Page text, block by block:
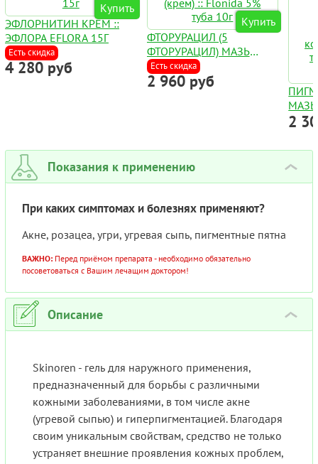
Купить
ЭФЛОРНИТИН КРЕМ ::
ЭФЛОРА EFLORA 15Г
Есть скидка
4 280 руб
Купить
ФТОРУРАЦИЛ (5
ФТОРУРАЦИЛ) МАЗЬ
(КРЕМ) :: FLONIDA 5%
ТУБА 10Г
Есть скидка
2 960 руб
2
Показания к применению ›
При каких симптомах и болезнях применяют?
Акне, розацеа, угри, угревая сыпь, пигментные пятна
ВАЖНО: Перед приёмом препарата - необходимо обязательно
посоветоваться с Вашим лечащим доктором!
Описание ›
Skinoren - гель для наружного применения,
предназначенный для борьбы с различными
кожными заболеваниями, в том числе акне
(угревой сыпью) и гиперпигментацией. Благодаря
своим уникальным свойствам, средство не только
устраняет внешние проявления кожных проблем,